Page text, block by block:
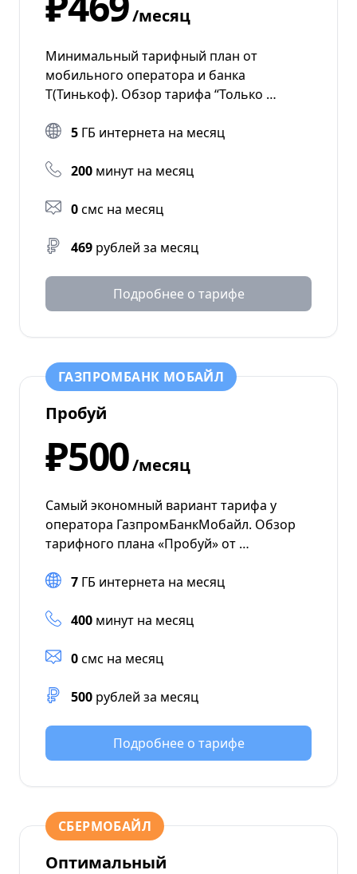
/месяц
Минимальный тарифный план от
мобильного оператора и банка
Т(Тинькоф). Обзор тарифа “Только …
5 ГБ интернета на месяц
200 минут на месяц
0смс на месяц
469 рублей за месяц
Подробнее о тарифе
ГАЗПРОМБАНК МОБАЙЛ
Пробуй
₽500/месяц
Самый экономный вариант тарифа у
оператора ГазпромБанкМобайл. Обзор
тарифного плана «Пробуй» от …
7 ГБ интернета на месяц
400 минут на месяц
0смс на месяц
500 рублей за месяц
Подробнее о тарифе
СБЕРМОБАЙЛ
Оптимальный